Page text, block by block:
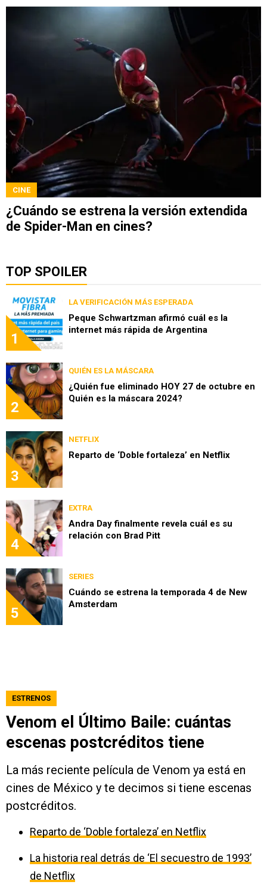
CINE
¿Cuándo se estrena la versión extendida
de Spider-Man en cines?
TOP SPOILER
1
LA VERIFICACIÓN MÁS ESPERADA
Peque Schwartzman afirmó cuál es la
internet más rápida de Argentina
2
QUIÉN ES LA MÁSCARA
¿Quién fue eliminado HOY 27 de octubre en
Quién es la máscara 2024?
3
NETFLIX
Reparto de ‘Doble fortaleza’ en Netflix
4
EXTRA
Andra Day finalmente revela cuál es su
relación con Brad Pitt
5
SERIES
Cuándo se estrena la temporada 4 de New
Amsterdam
ESTRENOS
Venom el Último Baile: cuántas
escenas postcréditos tiene
La más reciente película de Venom ya está en
cines de México y te decimos si tiene escenas
postcréditos.
Reparto de ‘Doble fortaleza’ en Netflix
La historia real detrás de ‘El secuestro de 1993’
de Netflix